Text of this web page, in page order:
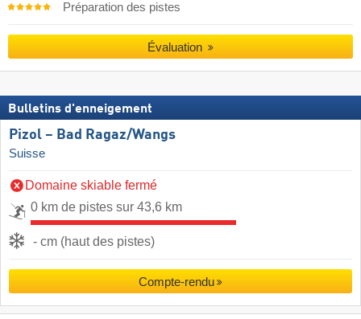
Préparation des pistes
Évaluation
Bulletins d'enneigement
Pizol – Bad Ragaz/​Wangs
Suisse
Domaine skiable fermé
0 km de pistes sur 43,6 km
- cm (haut des pistes)
Compte-rendu